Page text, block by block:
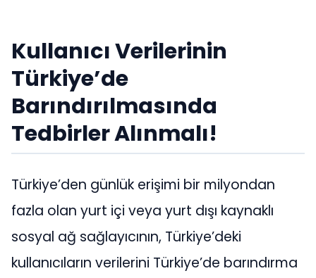
Kullanıcı Verilerinin
Türkiye’de
Barındırılmasında
Tedbirler Alınmalı!
Türkiye’den günlük erişimi bir milyondan
fazla olan yurt içi veya yurt dışı kaynaklı
sosyal ağ sağlayıcının, Türkiye’deki
kullanıcıların verilerini Türkiye’de barındırma